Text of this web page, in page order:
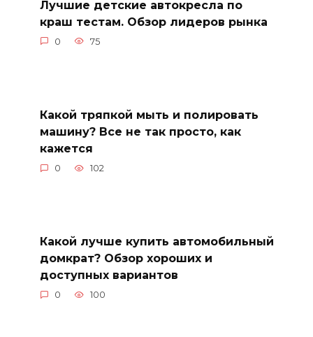
Лучшие детские автокресла по
краш тестам. Обзор лидеров рынка
0 75
Какой тряпкой мыть и полировать
машину? Все не так просто, как
кажется
0 102
Какой лучше купить автомобильный
домкрат? Обзор хороших и
доступных вариантов
0 100